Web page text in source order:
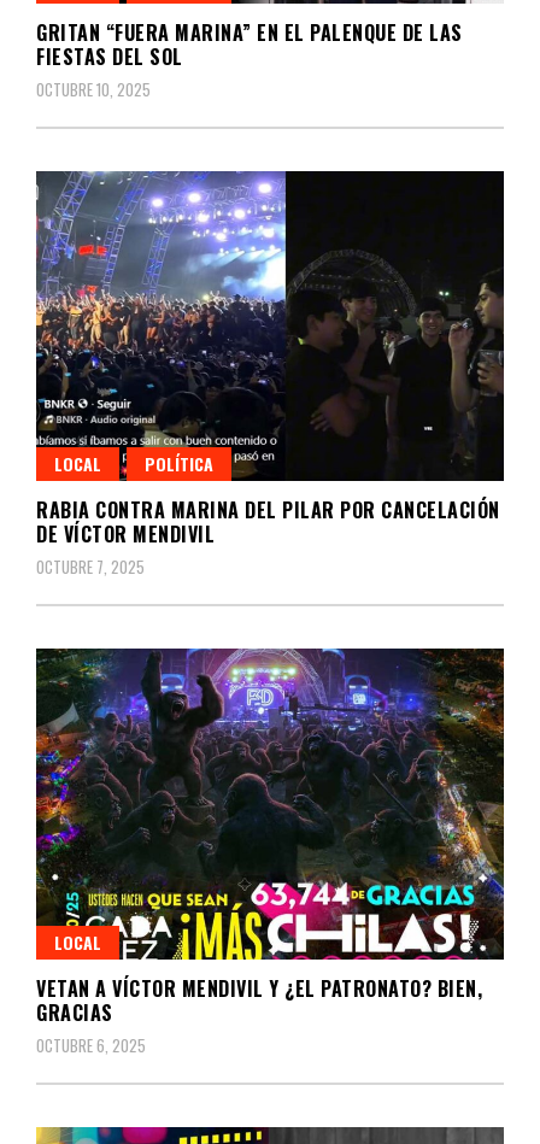
GRITAN “FUERA MARINA” EN EL PALENQUE DE LAS
FIESTAS DEL SOL
OCTUBRE 10, 2025
LOCAL POLÍTICA
RABIA CONTRA MARINA DEL PILAR POR CANCELACIÓN
DE VÍCTOR MENDIVIL
OCTUBRE 7, 2025
LOCAL
VETAN A VÍCTOR MENDIVIL Y ¿EL PATRONATO? BIEN,
GRACIAS
OCTUBRE 6, 2025